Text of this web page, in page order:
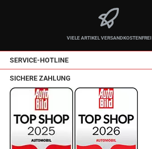
VIELE ARTIKEL VERSANDKOSTENFREI
SERVICE-HOTLINE
SICHERE ZAHLUNG